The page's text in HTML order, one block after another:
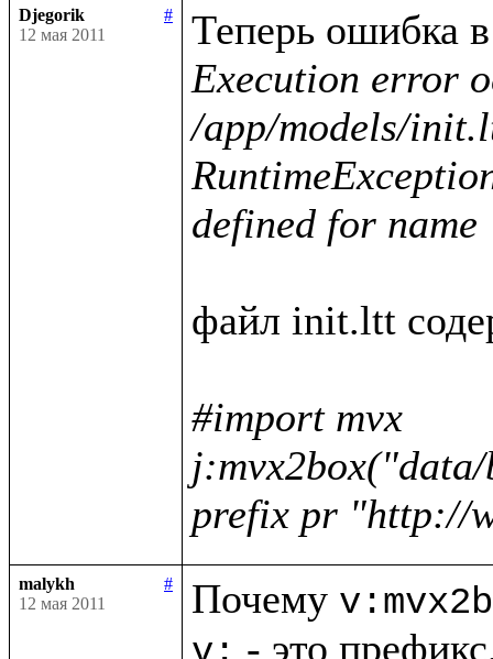
Djegorik
#
12 мая 2011
Execution error
/app/models/
defined for
файл init.ltt
#import mvx
prefix pr "http://
malykh
#
12 мая 2011
Почему
- это